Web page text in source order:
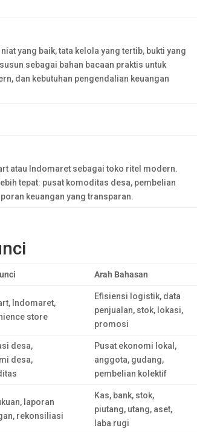
yang baik, tata kelola yang tertib, bukti yang
sebagai bahan bacaan praktis untuk
dan kebutuhan pengendalian keuangan
atau Indomaret sebagai toko ritel modern.
tepat: pusat komoditas desa, pembelian
keuangan yang transparan.
Arah Bahasan
Indomaret,
store
Efisiensi logistik, data
penjualan, stok, lokasi,
promosi
desa,
desa,
Pusat ekonomi lokal,
anggota, gudang,
pembelian kolektif
laporan
rekonsiliasi
Kas, bank, stok,
piutang, utang, aset,
laba rugi